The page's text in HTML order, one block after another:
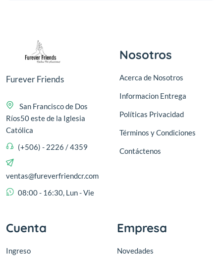
Furever Friends
San Francisco de Dos
Ríos50 este de la Iglesia
Católica
(+506) - 2226 / 4359
ventas@fureverfriendcr.com
08:00 - 16:30, Lun - Vie
Nosotros
Acerca de Nosotros
Informacion Entrega
Políticas Privacidad
Términos y Condiciones
Contáctenos
Cuenta
Ingreso
Empresa
Novedades